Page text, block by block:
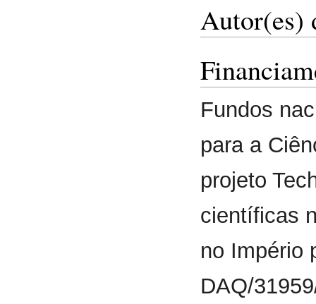
Autor(es)
Fundos
para a
projeto
científicas
no Império
DAQ/